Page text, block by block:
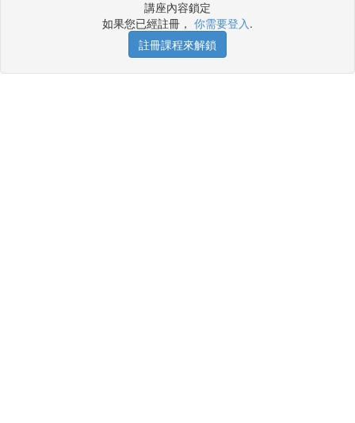
講座內容鎖定
如果您已經註冊， 你需要登入.
註冊課程來解鎖